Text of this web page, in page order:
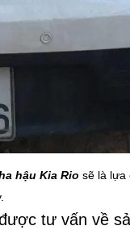
hậu Kia Rio sẽ là lựa
tư vấn về